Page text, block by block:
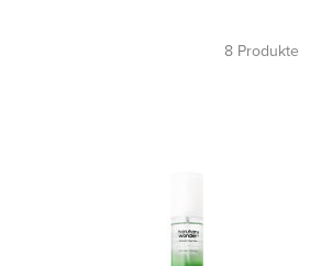
8 Produkte